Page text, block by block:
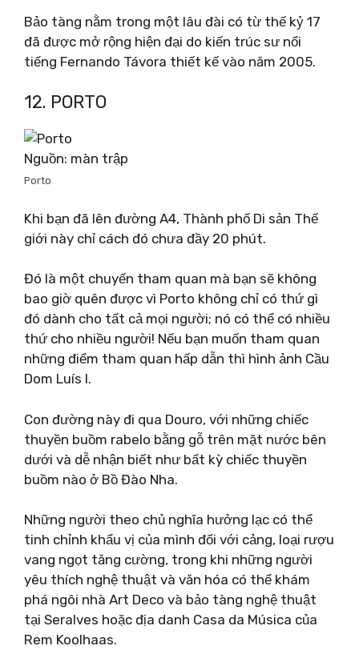
Bảo tàng nằm trong một lâu đài có từ thế kỷ 17
đã được mở rộng hiện đại do kiến ​​trúc sư nổi
tiếng Fernando Távora thiết kế vào năm 2005.
12. PORTO
Nguồn: màn trập
Porto
Khi bạn đã lên đường A4, Thành phố Di sản Thế
giới này chỉ cách đó chưa đầy 20 phút.
Đó là một chuyến tham quan mà bạn sẽ không
bao giờ quên được vì Porto không chỉ có thứ gì
đó dành cho tất cả mọi người; nó có thể có nhiều
thứ cho nhiều người! Nếu bạn muốn tham quan
những điểm tham quan hấp dẫn thì hình ảnh Cầu
Dom Luís I.
Con đường này đi qua Douro, với những chiếc
thuyền buồm rabelo bằng gỗ trên mặt nước bên
dưới và dễ nhận biết như bất kỳ chiếc thuyền
buồm nào ở Bồ Đào Nha.
Những người theo chủ nghĩa hưởng lạc có thể
tinh chỉnh khẩu vị của mình đối với cảng, loại rượu
vang ngọt tăng cường, trong khi những người
yêu thích nghệ thuật và văn hóa có thể khám
phá ngôi nhà Art Deco và bảo tàng nghệ thuật
tại Seralves hoặc địa danh Casa da Música của
Rem Koolhaas.